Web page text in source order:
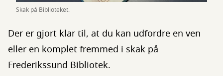
Skak på Biblioteket.
Der er gjort klar til, at du kan udfordre en ven
eller en komplet fremmed i skak på
Frederikssund Bibliotek.